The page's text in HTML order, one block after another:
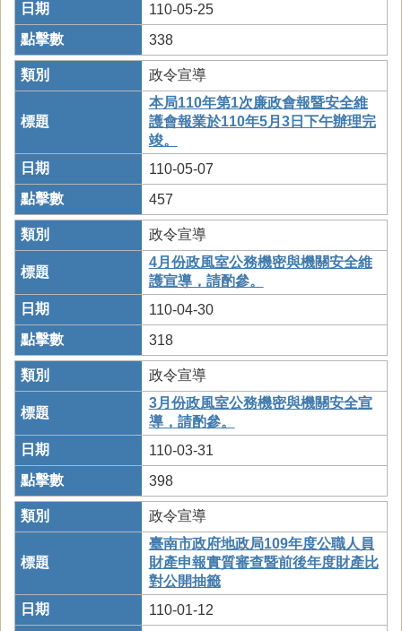
110-05-25
338
政令宣導
本局110年第1次廉政會報暨安全維
護會報業於110年5月3日下午辦理完
竣。
110-05-07
457
政令宣導
4月份政風室公務機密與機關安全維
護宣導，請酌參。
110-04-30
318
政令宣導
3月份政風室公務機密與機關安全宣
導，請酌參。
110-03-31
398
政令宣導
臺南市政府地政局109年度公職人員
財產申報實質審查暨前後年度財產比
對公開抽籤
110-01-12